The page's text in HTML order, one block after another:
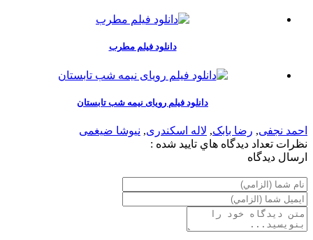
دانلود فیلم مطرب
دانلود فیلم رویای نیمه شب تابستان
احمد نجفی, رضا بابک, لاله اسکندری, نیوشا ضیغمی
نظرات تعداد ديدگاه هاي تاييد شده :
ارسال ديدگاه